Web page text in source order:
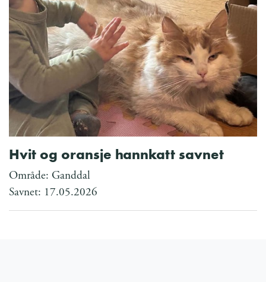
Hvit og oransje hannkatt savnet
Område: Ganddal
Savnet: 17.05.2026